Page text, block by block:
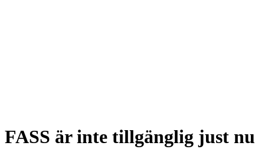
FASS är inte tillgänglig just nu